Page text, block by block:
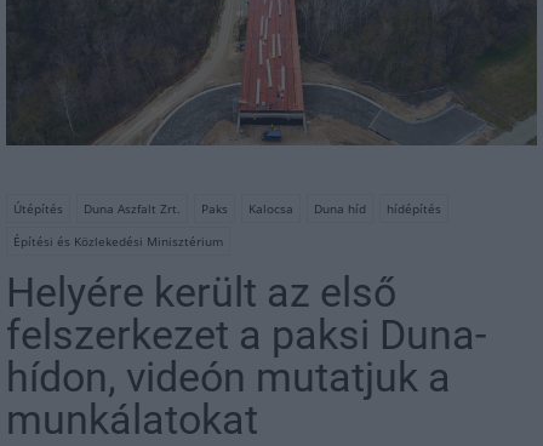
Útépítés Duna Aszfalt Zrt. Paks Kalocsa Duna híd
hídépítés
Építési és Közlekedési Minisztérium
Helyére került az első
felszerkezet a paksi Duna-
hídon, videón mutatjuk a
munkálatokat